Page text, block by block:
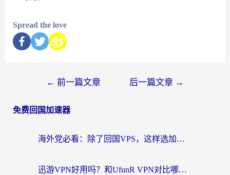
Spread the love
← 前一篇文章 后一篇文章 →
免费回国加速器
海外党必看：除了回国VPS，这样选加速器也能无缝刷国内资源？
迅游VPN好用吗？和UfunR VPN对比哪个回国效果更好？海外党亲测避坑指南